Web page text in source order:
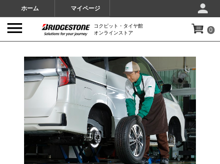
ホーム マイページ
コクピット・タイヤ館
オンラインストア
0